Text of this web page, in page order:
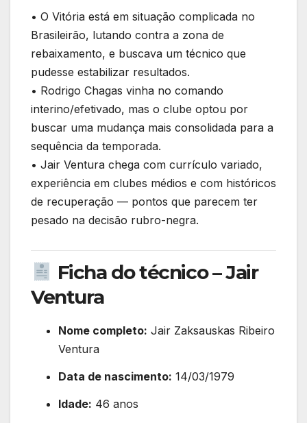
• O Vitória está em situação complicada no
Brasileirão, lutando contra a zona de
rebaixamento, e buscava um técnico que
pudesse estabilizar resultados.
• Rodrigo Chagas vinha no comando
interino/efetivado, mas o clube optou por
buscar uma mudança mais consolidada para a
sequência da temporada.
• Jair Ventura chega com currículo variado,
experiência em clubes médios e com históricos
de recuperação — pontos que parecem ter
pesado na decisão rubro-negra.
Ficha do técnico – Jair
Ventura
Nome completo: Jair Zaksauskas Ribeiro
Ventura
Data de nascimento: 14/03/1979
Idade: 46 anos